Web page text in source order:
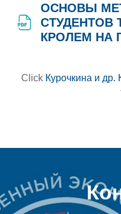
ОСНОВЫ
СТУДЕНТОВ
КРОЛЕМ НА
Click Курочкина и др.